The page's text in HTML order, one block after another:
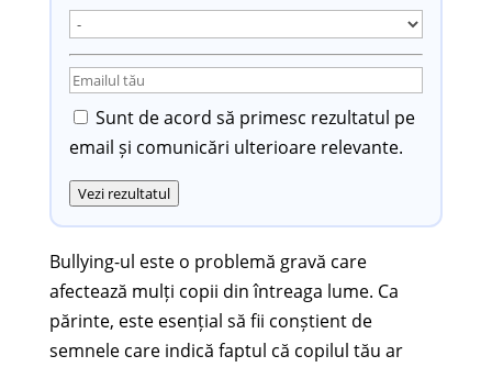
Sunt de acord să primesc rezultatul pe
email și comunicări ulterioare relevante.
Vezi rezultatul
Bullying-ul este o problemă gravă care
afectează mulți copii din întreaga lume. Ca
părinte, este esențial să fii conștient de
semnele care indică faptul că copilul tău ar